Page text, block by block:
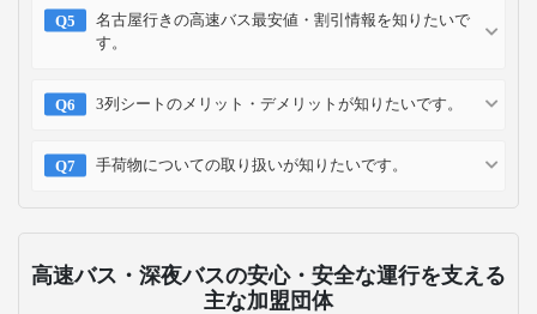
名古屋行きの高速バス最安値・割引情報を知りたいで
す。
3列シートのメリット・デメリットが知りたいです。
手荷物についての取り扱いが知りたいです。
高速バス・深夜バスの安心・安全な運行を支える
主な加盟団体